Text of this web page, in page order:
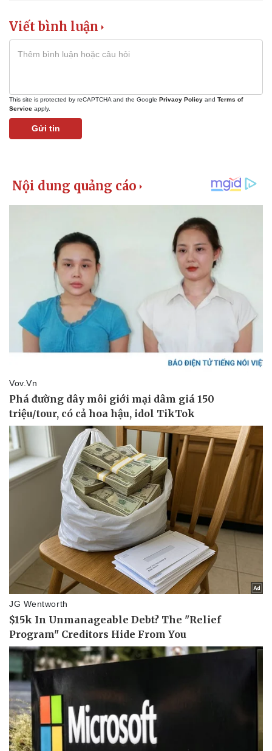
Kinh tế
Bất động sản
Thị trường
Giá vàng
Tiêu dùng
Chứng khoán
Giá cà phê
Viết bình luận
This site is protected by reCAPTCHA and the Google Privacy Policy and Terms of
Service apply.
Gửi tin